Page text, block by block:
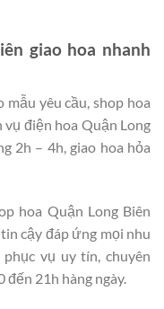
giao hoa nhanh
yêu cầu, shop hoa
điện hoa Quận Long
2h – 4h, giao hoa hỏa
hoa Quận Long Biên
cậy đáp ứng mọi nhu
vụ uy tín, chuyên
21h hàng ngày.